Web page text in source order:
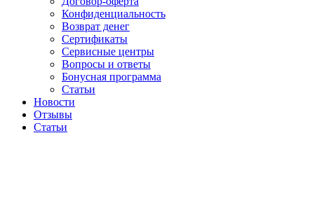
Конфиденциальность
Возврат денег
Сертификаты
Сервисные центры
Вопросы и ответы
Бонусная программа
Статьи
Новости
Отзывы
Статьи